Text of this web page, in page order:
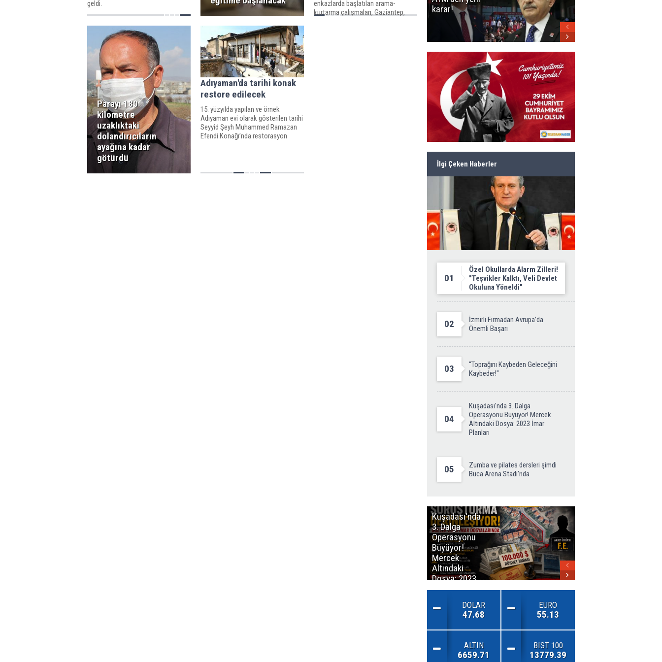
geldi.
enkazlarda başlatılan arama-
kurtarma çalışmaları, Gaziantep,
Parayı 180
kilometre
uzaklıktaki
dolandırıcıların
ayağına kadar
götürdü
Adıyaman'da tarihi konak
restore edilecek
15. yüzyılda yapılan ve örnek
Adıyaman evi olarak gösterilen tarihi
Seyyid Şeyh Muhammed Ramazan
Efendi Konağı’nda restorasyon
karar!
İlgi Çeken Haberler
01
Özel Okullarda Alarm Zilleri!
"Teşvikler Kalktı, Veli Devlet
Okuluna Yöneldi"
02
İzmirli Firmadan Avrupa’da
Önemli Başarı
03
"Toprağını Kaybeden Geleceğini
Kaybeder!"
04
Kuşadası'nda 3. Dalga
Operasyonu Büyüyor! Mercek
Altındaki Dosya: 2023 İmar
Planları
05
Zumba ve pilates dersleri şimdi
Buca Arena Stadı’nda
Kuşadası'nda
3. Dalga
Operasyonu
Büyüyor!
Mercek
Altındaki
Dosya: 2023
İmar Planları
DOLAR
47.68
EURO
55.13
ALTIN
6659.71
BIST 100
13779.39